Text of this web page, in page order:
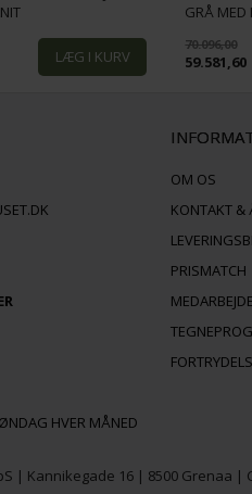
GRÅ MED
70.096,00
59.581,60
HVER MÅNED
OM OS
KONTAKT &
PRISMATCH
| Kannikegade 16 | 8500 Grenaa |